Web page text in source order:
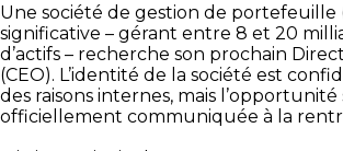
Une société de gestion de portefeuille
significative – gérant entre 8 et 20
d’actifs – recherche son prochain
(CEO). L’identité de la société est
des raisons internes, mais l’opportunité
officiellement communiquée à la